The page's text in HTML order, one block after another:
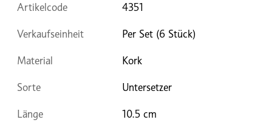
Artikelcode 4351
Verkaufseinheit Per Set (6 Stück)
Material Kork
Sorte Untersetzer
Länge 10.5 cm